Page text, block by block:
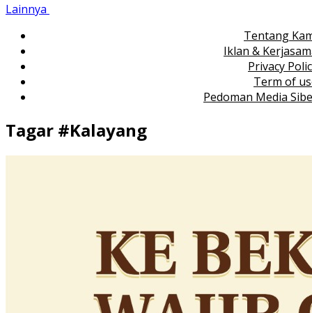
Lainnya
Tentang
Iklan &
Privacy
Term of
Pedoman Media
Tagar #Kalayang